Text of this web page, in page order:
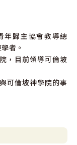
年歸主協會教導總
者。
，目前領導可倫坡
可倫坡神學院的事